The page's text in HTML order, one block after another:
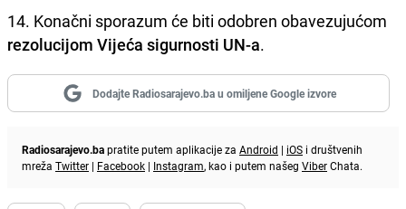
14. Konačni sporazum će biti odobren obavezujućom
rezolucijom Vijeća sigurnosti UN-a.
Dodajte Radiosarajevo.ba u omiljene Google izvore
Radiosarajevo.bapratite putem aplikacije za Android | iOS i društvenih
mreža Twitter | Facebook | Instagram, kao i putem našeg ViberChata.